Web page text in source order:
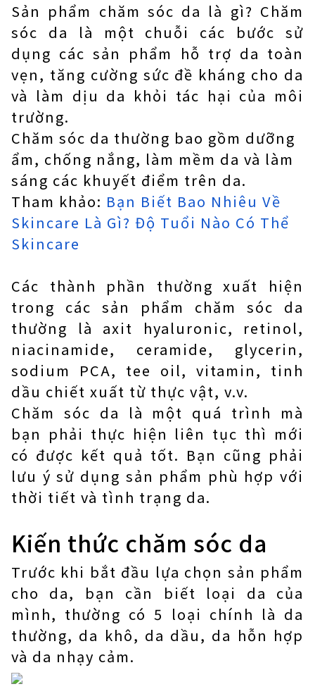
Sản phẩm chăm sóc da là gì? Chăm
sóc da là một chuỗi các bước sử
dụng các sản phẩm hỗ trợ da toàn
vẹn, tăng cường sức đề kháng cho da
và làm dịu da khỏi tác hại của môi
trường.
Chăm sóc da thường bao gồm dưỡng
ẩm, chống nắng, làm mềm da và làm
sáng các khuyết điểm trên da.
Tham khảo: Bạn Biết Bao Nhiêu Về
Skincare Là Gì? Độ Tuổi Nào Có Thể
Skincare
Các thành phần thường xuất hiện
trong các sản phẩm chăm sóc da
thường là axit hyaluronic, retinol,
niacinamide, ceramide, glycerin,
sodium PCA, tee oil, vitamin, tinh
dầu chiết xuất từ ​​thực vật, v.v.
Chăm sóc da là một quá trình mà
bạn phải thực hiện liên tục thì mới
có được kết quả tốt. Bạn cũng phải
lưu ý sử dụng sản phẩm phù hợp với
thời tiết và tình trạng da.
Kiến thức chăm sóc da
Trước khi bắt đầu lựa chọn sản phẩm
cho da, bạn cần biết loại da của
mình, thường có 5 loại chính là da
thường, da khô, da dầu, da hỗn hợp
và da nhạy cảm.